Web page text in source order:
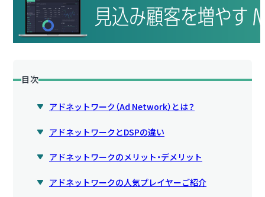
目次
アドネットワーク（Ad Network）とは？
アドネットワークとDSPの違い
アドネットワークのメリット・デメリット
アドネットワークの人気プレイヤーご紹介